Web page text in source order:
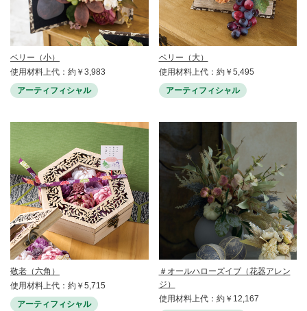
ベリー（小）
使用材料上代：約￥3,983
アーティフィシャル
ベリー（大）
使用材料上代：約￥5,495
アーティフィシャル
敬老（六角）
使用材料上代：約￥5,715
アーティフィシャル
＃オールハローズイブ（花器アレン
ジ）
使用材料上代：約￥12,167